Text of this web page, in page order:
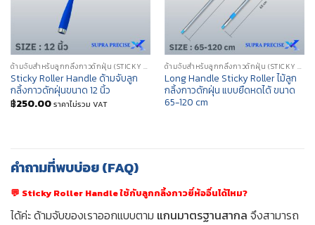
ด้ามจับสำหรับลูกกลิ้งกาวดักฝุ่น (STICKY ROLLER HANDLE)
Sticky Roller Handle ด้ามจับลูก
กลิ้งกาวดักฝุ่นขนาด 12 นิ้ว
฿250.00 ราคาไม่รวม VAT
ด้ามจับสำหรับลูกกลิ้งกาวดักฝุ่น (STICKY ROLLER HANDLE)
Long Handle Sticky Roller ไม้ลูก
กลิ้งกาวดักฝุ่น แบบยืดหดได้ ขนาด
65-120 cm
คำถามที่พบบ่อย (FAQ)
💬 Sticky Roller Handle ใช้กับลูกกลิ้งกาวยี่ห้ออื่นได้ไหม?
ได้ค่ะ ด้ามจับของเราออกแบบตาม แกนมาตรฐานสากล จึงสามารถ